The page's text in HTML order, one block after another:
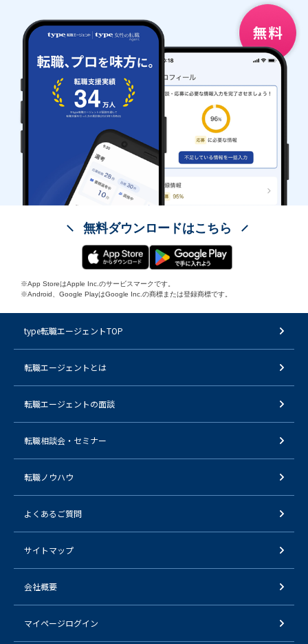
無料ダウンロードはこちら
※App StoreはApple Inc.のサービスマークです。
※Android、Google PlayはGoogle Inc.の商標または登録商標です。
type転職エージェントTOP
転職エージェントとは
転職エージェントの面談
転職相談会・セミナー
転職ノウハウ
よくあるご質問
サイトマップ
会社概要
マイページログイン